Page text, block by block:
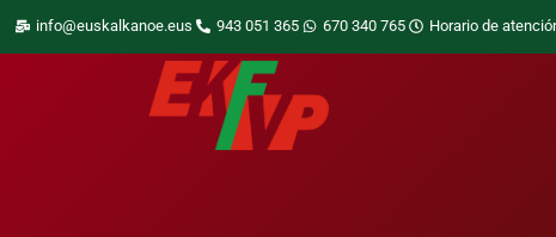
info@euskalkanoe.eus 943 051 365 670 340 765 Horario de